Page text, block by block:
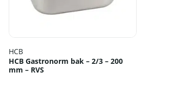
HCB
HCB Gastronorm bak – 2/3 – 200
mm – RVS